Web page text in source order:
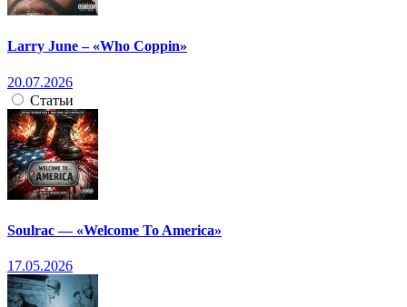
Larry June – «Who Coppin»
20.07.2026
Статьи
Soulrac — «Welcome To America»
17.05.2026